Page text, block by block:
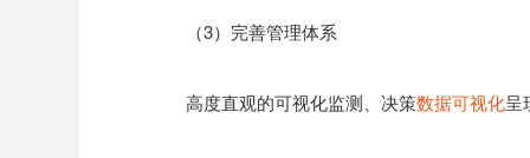
（3）完善管理体系
高度直观的可视化监测、决策数据可视化呈